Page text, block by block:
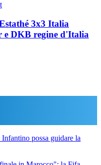
3x3 Italia
e DKB regine d'Italia
possa guidare la